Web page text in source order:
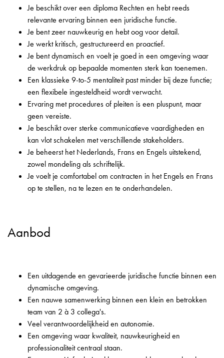
Je beschikt over een diploma Rechten en hebt reeds
relevante ervaring binnen een juridische functie.
Je bent zeer nauwkeurig en hebt oog voor detail.
Je werkt kritisch, gestructureerd en proactief.
Je bent dynamisch en voelt je goed in een omgeving waar
de werkdruk op bepaalde momenten sterk kan toenemen.
Een klassieke 9-to-5 mentaliteit past minder bij deze functie;
een flexibele ingesteldheid wordt verwacht.
Ervaring met procedures of pleiten is een pluspunt, maar
geen vereiste.
Je beschikt over sterke communicatieve vaardigheden en
kan vlot schakelen met verschillende stakeholders.
Je beheerst het Nederlands, Frans en Engels uitstekend,
zowel mondeling als schriftelijk.
Je voelt je comfortabel om contracten in het Engels en Frans
op te stellen, na te lezen en te onderhandelen.
Aanbod
Een uitdagende en gevarieerde juridische functie binnen een
dynamische omgeving.
Een nauwe samenwerking binnen een klein en betrokken
team van 2 à 3 collega's.
Veel verantwoordelijkheid en autonomie.
Een omgeving waar kwaliteit, nauwkeurigheid en
professionaliteit centraal staan.